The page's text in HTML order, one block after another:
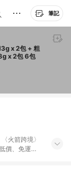
筆記
x 2包 + 粗
麵118g x 2包 + 花生麻醬麵118g x 2包 6包
火箭跨境〉
價、免運，
選品不限金